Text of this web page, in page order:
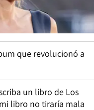
que revolucionó a
un libro de Los
libro no tiraría mala